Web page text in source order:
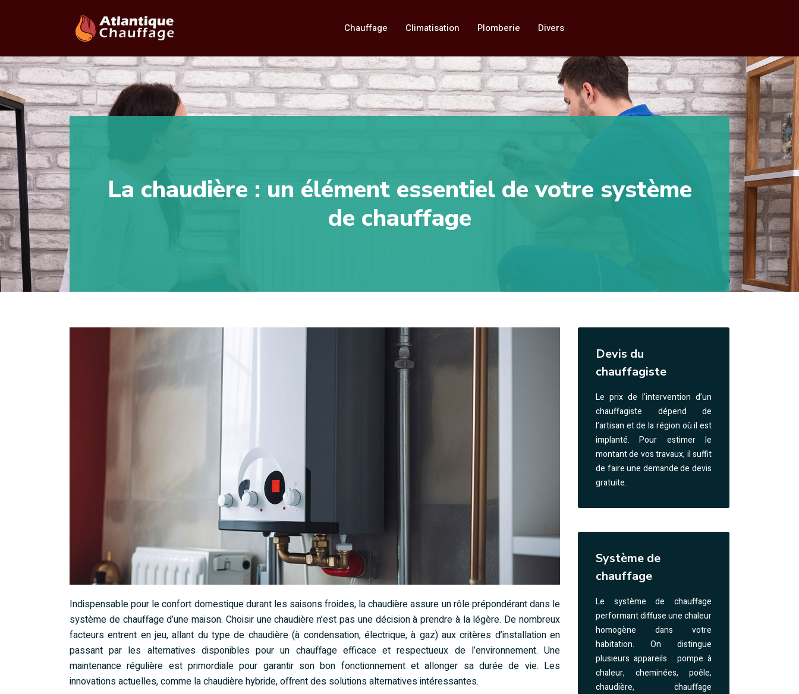
Chauffage Climatisation Plomberie Divers
La chaudière : un élément essentiel de votre système
de chauffage
Indispensable pour le confort domestique durant les saisons froides, la chaudière assure un rôle prépondérant dans le
système de chauffage d’une maison. Choisir une chaudière n’est pas une décision à prendre à la légère. De nombreux
facteurs entrent en jeu, allant du type de chaudière (à condensation, électrique, à gaz) aux critères d’installation en
passant par les alternatives disponibles pour un chauffage efficace et respectueux de l’environnement. Une
maintenance régulière est primordiale pour garantir son bon fonctionnement et allonger sa durée de vie. Les
innovations actuelles, comme la chaudière hybride, offrent des solutions alternatives intéressantes.
Devis du
chauffagiste
Le prix de l’intervention d’un
chauffagiste dépend de
l’artisan et de la région où il est
implanté. Pour estimer le
montant de vos travaux, il suffit
de faire une demande de devis
gratuite.
Système de
chauffage
Le système de chauffage
performant diffuse une chaleur
homogène dans votre
habitation. On distingue
plusieurs appareils : pompe à
chaleur, cheminées, poêle,
chaudière, chauffage